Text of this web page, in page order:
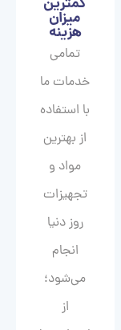
میزان
هزینه
تمامی
خدمات ما
با استفاده
از بهترین
مواد و
تجهیزات
روز دنیا
انجام
می‌شود؛
از